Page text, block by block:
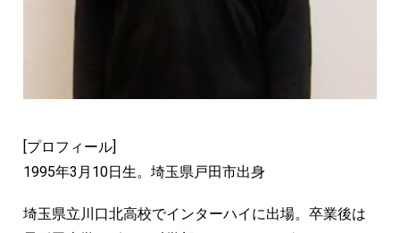
[プロフィール]
1995年3月10日生。埼玉県戸田市出身
埼玉県立川口北高校でインターハイに出場。卒業後は